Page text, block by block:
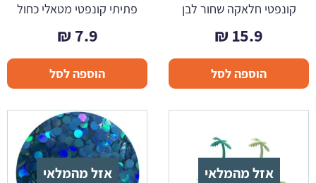
קונפטי חלאקה שחור לבן
15.9
₪
הוספה לסל
פתיתי קונפטי מטאלי כחול
7.9
₪
הוספה לסל
אזל מהמלאי אזל מהמלאי